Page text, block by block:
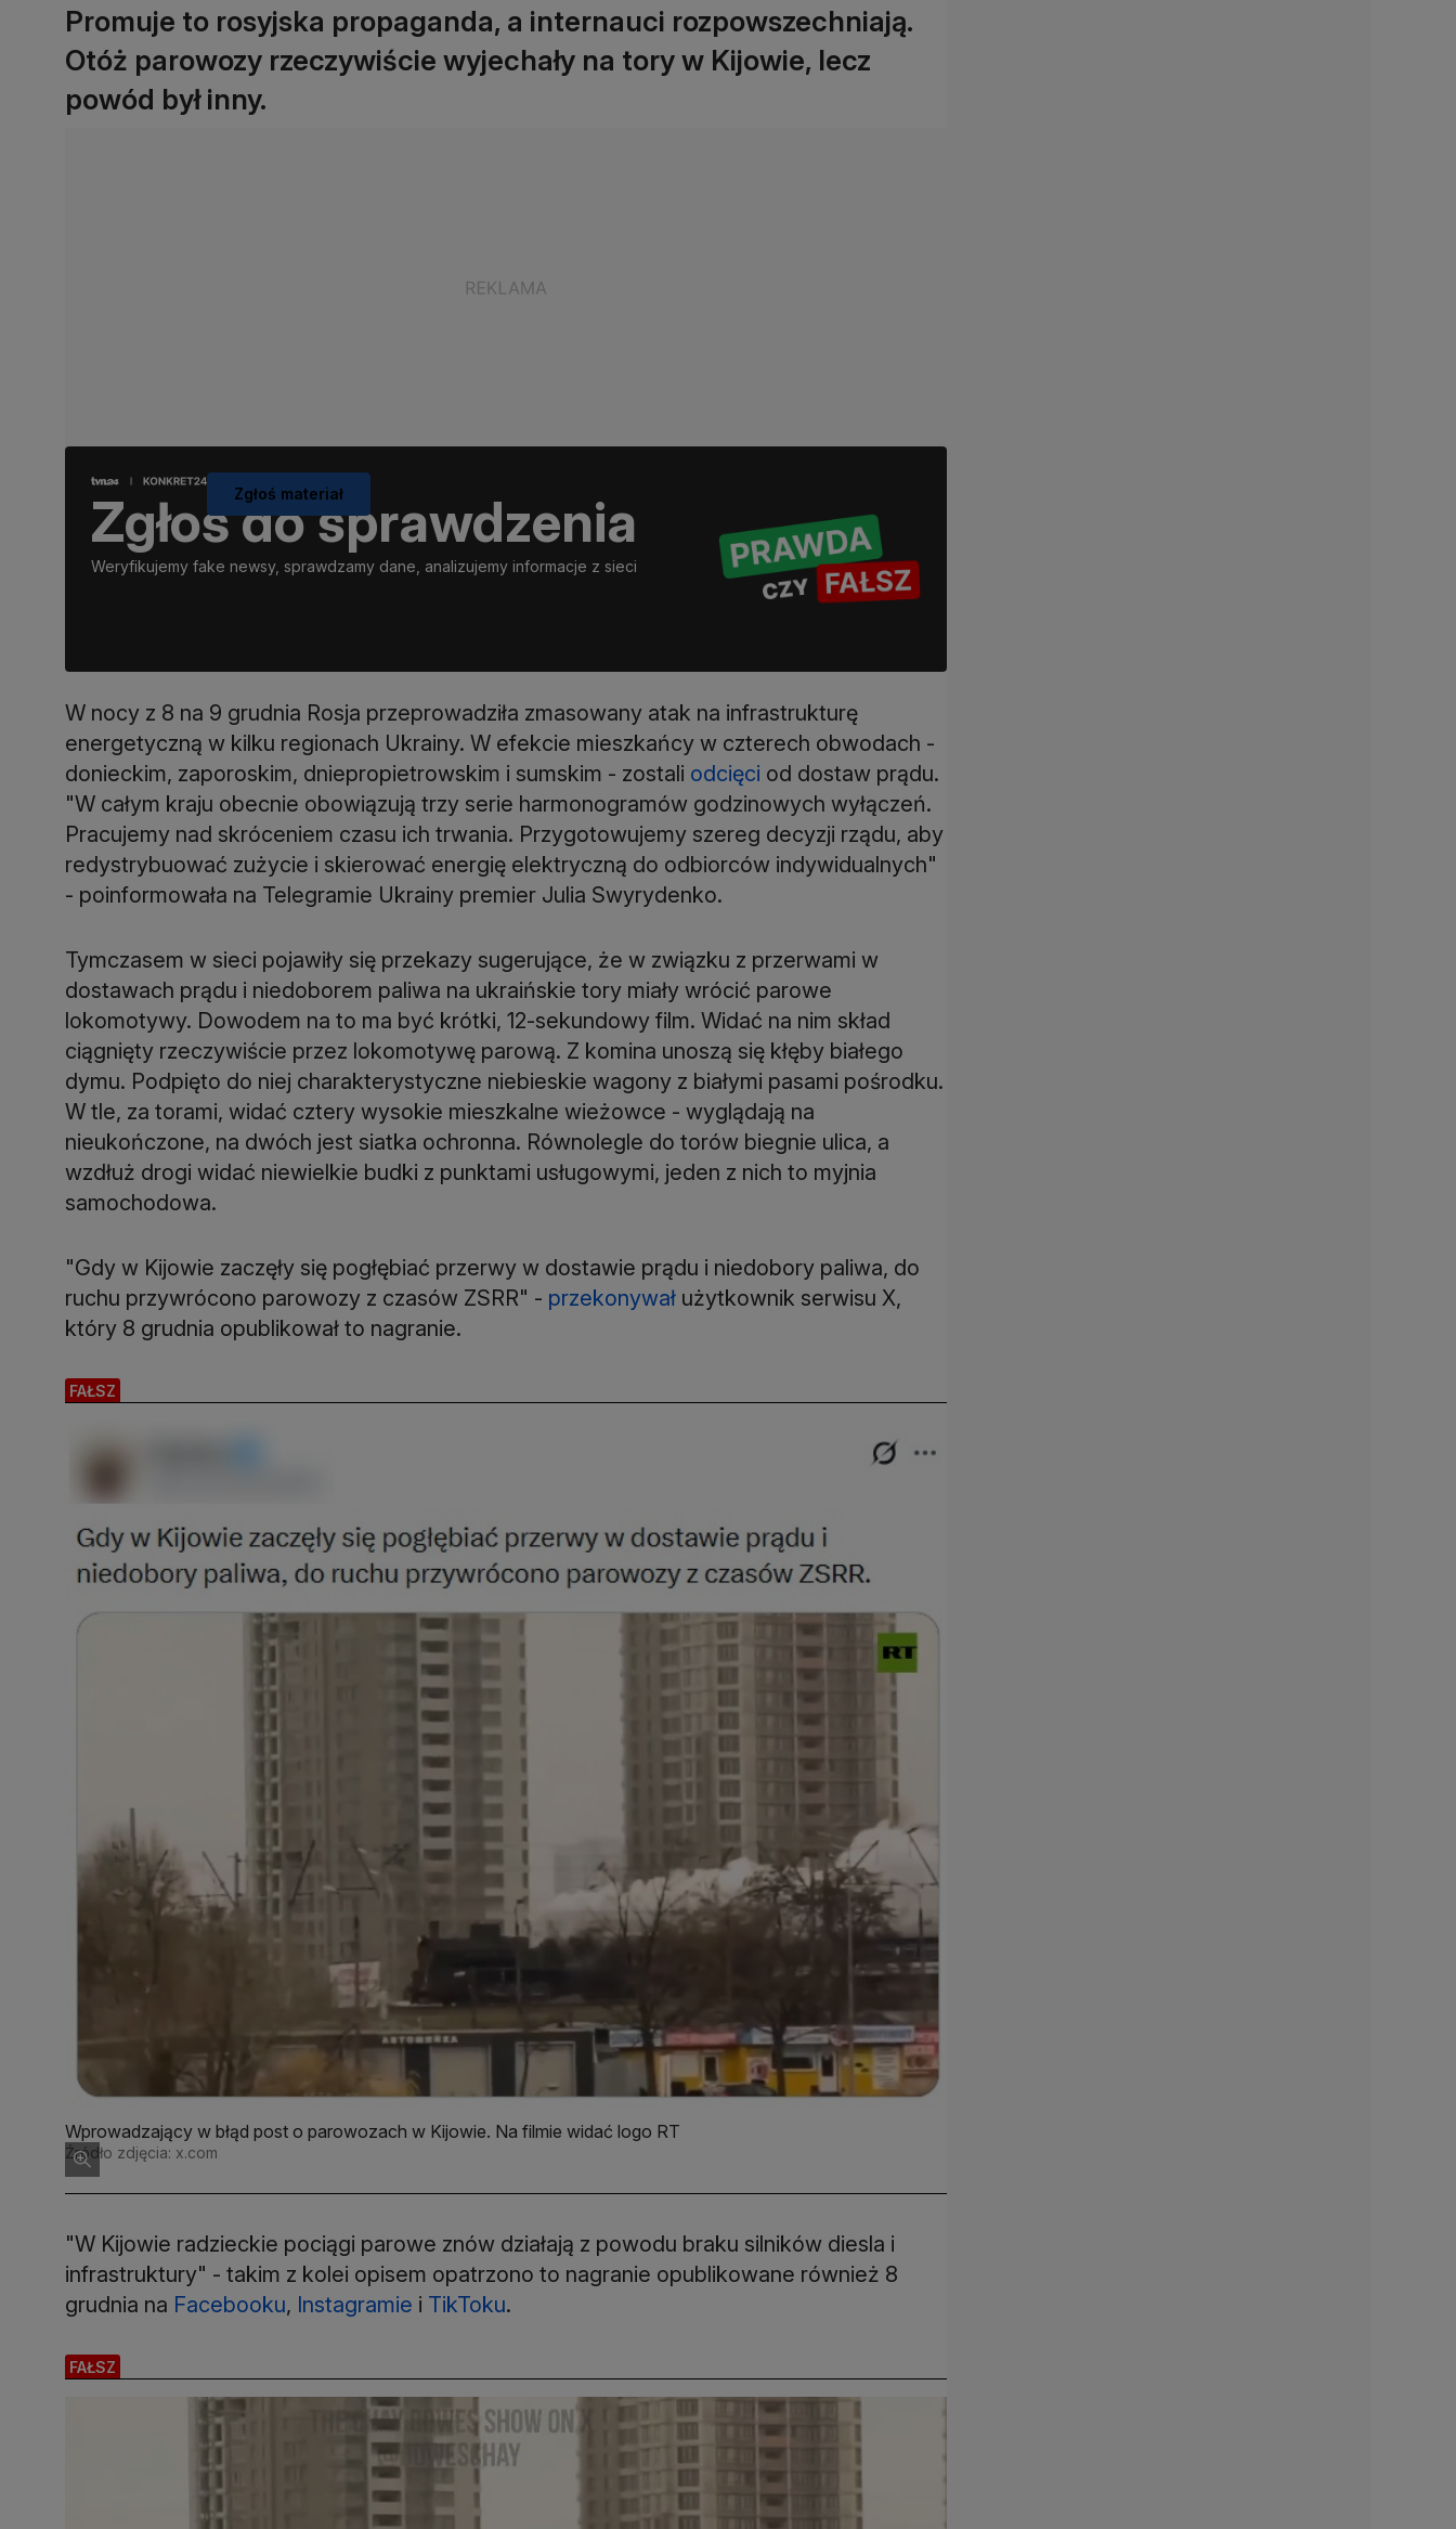
Promuje to rosyjska propaganda, a internauci rozpowszechniają.
Otóż parowozy rzeczywiście wyjechały na tory w Kijowie, lecz
powód był inny.
Zgłoś do sprawdzenia
Weryfikujemy fake newsy, sprawdzamy dane, analizujemy informacje z sieci
Zgłoś materiał
W nocy z 8 na 9 grudnia Rosja przeprowadziła zmasowany atak na infrastrukturę
energetyczną w kilku regionach Ukrainy. W efekcie mieszkańcy w czterech obwodach -
donieckim, zaporoskim, dniepropietrowskim i sumskim - zostali odcięci od dostaw prądu.
"W całym kraju obecnie obowiązują trzy serie harmonogramów godzinowych wyłączeń.
Pracujemy nad skróceniem czasu ich trwania. Przygotowujemy szereg decyzji rządu, aby
redystrybuować zużycie i skierować energię elektryczną do odbiorców indywidualnych"
- poinformowała na Telegramie Ukrainy premier Julia Swyrydenko.
Tymczasem w sieci pojawiły się przekazy sugerujące, że w związku z przerwami w
dostawach prądu i niedoborem paliwa na ukraińskie tory miały wrócić parowe
lokomotywy. Dowodem na to ma być krótki, 12-sekundowy film. Widać na nim skład
ciągnięty rzeczywiście przez lokomotywę parową. Z komina unoszą się kłęby białego
dymu. Podpięto do niej charakterystyczne niebieskie wagony z białymi pasami pośrodku.
W tle, za torami, widać cztery wysokie mieszkalne wieżowce - wyglądają na
nieukończone, na dwóch jest siatka ochronna. Równolegle do torów biegnie ulica, a
wzdłuż drogi widać niewielkie budki z punktami usługowymi, jeden z nich to myjnia
samochodowa.
"Gdy w Kijowie zaczęły się pogłębiać przerwy w dostawie prądu i niedobory paliwa, do
ruchu przywrócono parowozy z czasów ZSRR" - przekonywał użytkownik serwisu X,
który 8 grudnia opublikował to nagranie.
FAŁSZ
Wprowadzający w błąd post o parowozach w Kijowie. Na filmie widać logo RT
Źródło zdjęcia: x.com
"W Kijowie radzieckie pociągi parowe znów działają z powodu braku silników diesla i
infrastruktury" - takim z kolei opisem opatrzono to nagranie opublikowane również 8
grudnia na Facebooku, Instagramie i TikToku.
FAŁSZ